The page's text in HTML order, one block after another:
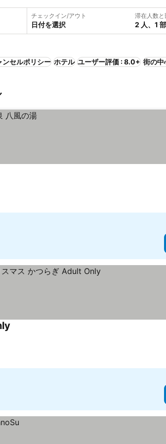
チェックイン/アウト
日付を選択
滞在人数と
2 人、1
ンセルポリシー ホテル ユーザー評価 : 8.0+ 街の中